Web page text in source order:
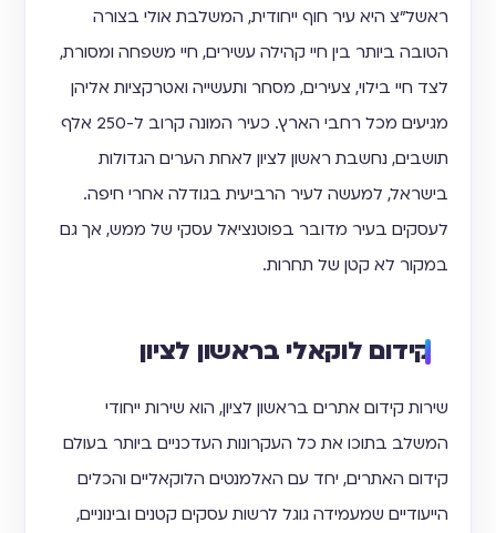
ראשל״צ היא עיר חוף ייחודית, המשלבת אולי בצורה
הטובה ביותר בין חיי קהילה עשירים, חיי משפחה ומסורת,
לצד חיי בילוי, צעירים, מסחר ותעשייה ואטרקציות אליהן
מגיעים מכל רחבי הארץ. כעיר המונה קרוב ל-250 אלף
תושבים, נחשבת ראשון לציון לאחת הערים הגדולות
בישראל, למעשה לעיר הרביעית בגודלה אחרי חיפה.
לעסקים בעיר מדובר בפוטנציאל עסקי של ממש, אך גם
במקור לא קטן של תחרות.
קידום לוקאלי בראשון לציון
שירות קידום אתרים בראשון לציון, הוא שירות ייחודי
המשלב בתוכו את כל העקרונות העדכניים ביותר בעולם
קידום האתרים, יחד עם האלמנטים הלוקאליים והכלים
הייעודיים שמעמידה גוגל לרשות עסקים קטנים ובינוניים,